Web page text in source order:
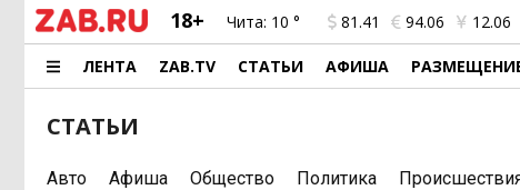
18+ Чита: 10 ° 81.41 94.06 12.06
ЛЕНТА ZAB.TV СТАТЬИ АФИША
СТАТЬИ
Авто Афиша Общество Политика